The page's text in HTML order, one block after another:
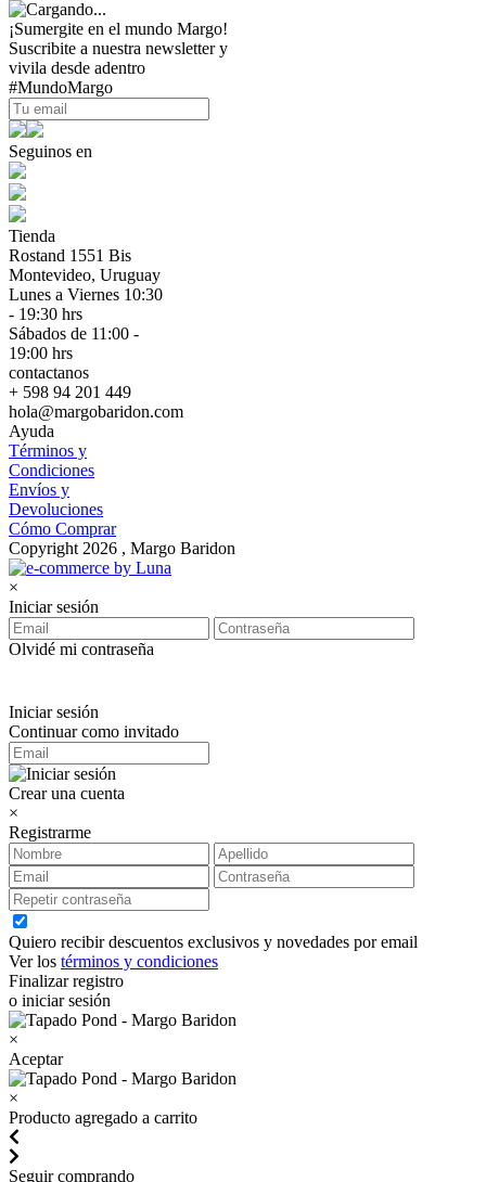
¡Sumergite en el mundo Margo!
Suscribite a nuestra newsletter y
vivila desde adentro
#MundoMargo
Seguinos en
Tienda
Rostand 1551 Bis
Montevideo, Uruguay
Lunes a Viernes 10:30
- 19:30 hrs
Sábados de 11:00 -
19:00 hrs
contactanos
+ 598 94 201 449
hola@margobaridon.com
Ayuda
Términos y
Condiciones
Envíos y
Devoluciones
Cómo Comprar
Copyright 2026 , Margo Baridon
×
Iniciar sesión
Olvidé mi contraseña
Iniciar sesión
Continuar como invitado
Crear una cuenta
×
Registrarme
Quiero recibir descuentos exclusivos y novedades por email
Ver los términos y condiciones
Finalizar registro
o iniciar sesión
×
Aceptar
×
Producto agregado a carrito
Seguir comprando